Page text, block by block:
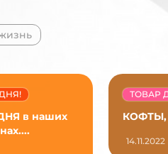
в наших
ТОВАР
14.11.2022